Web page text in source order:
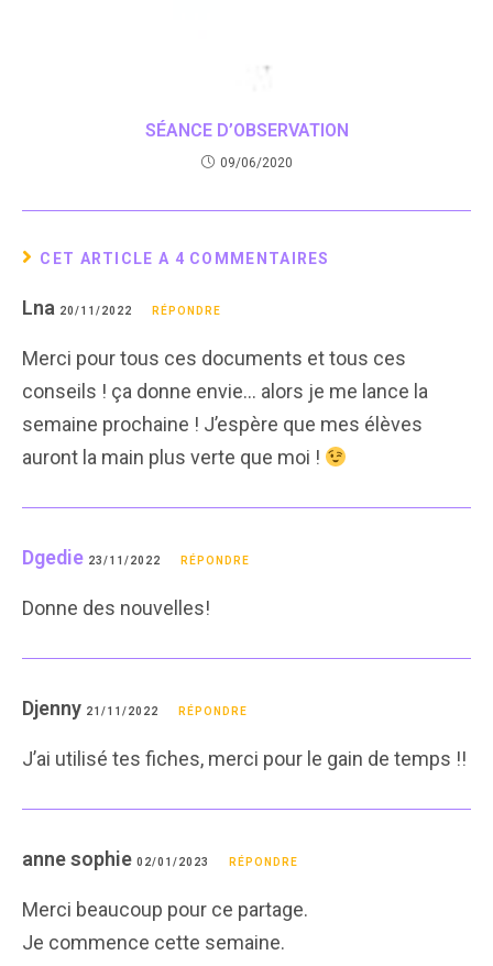
SÉANCE D’OBSERVATION
09/06/2020
CET ARTICLE A 4 COMMENTAIRES
Lna 20/11/2022 RÉPONDRE
Merci pour tous ces documents et tous ces
conseils ! ça donne envie… alors je me lance la
semaine prochaine ! J’espère que mes élèves
auront la main plus verte que moi !
Dgedie 23/11/2022 RÉPONDRE
Donne des nouvelles!
Djenny 21/11/2022 RÉPONDRE
J’ai utilisé tes fiches, merci pour le gain de temps !!
anne sophie 02/01/2023 RÉPONDRE
Merci beaucoup pour ce partage.
Je commence cette semaine.